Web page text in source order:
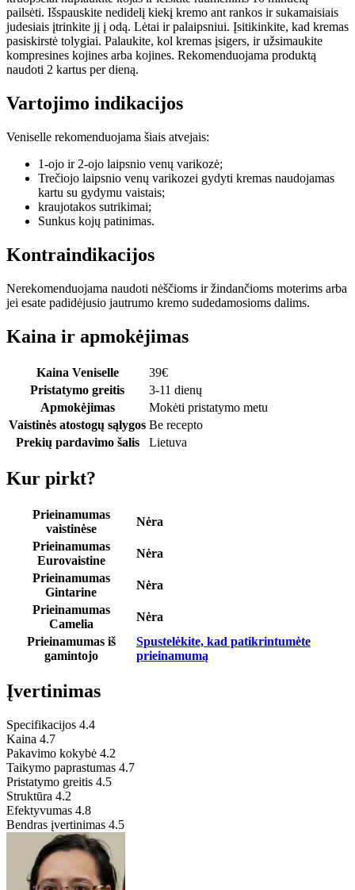
pailsėti. Išspauskite nedidelį kiekį kremo ant rankos ir sukamaisiais
judesiais įtrinkite jį į odą. Lėtai ir palaipsniui. Įsitikinkite, kad kremas
pasiskirstė tolygiai. Palaukite, kol kremas įsigers, ir užsimaukite
kompresines kojines arba kojines. Rekomenduojama produktą
naudoti 2 kartus per dieną.
Vartojimo indikacijos
Veniselle rekomenduojama šiais atvejais:
1-ojo ir 2-ojo laipsnio venų varikozė;
Trečiojo laipsnio venų varikozei gydyti kremas naudojamas
kartu su gydymu vaistais;
kraujotakos sutrikimai;
Sunkus kojų patinimas.
Kontraindikacijos
Nerekomenduojama naudoti nėščioms ir žindančioms moterims arba
jei esate padidėjusio jautrumo kremo sudedamosioms dalims.
Kaina ir apmokėjimas
Kaina Veniselle 39€
Pristatymo greitis
3-11 dienų
Apmokėjimas
Mokėti pristatymo metu
Vaistinės atostogų sąlygos Be recepto
Prekių pardavimo šalis
Lietuva
Kur pirkt?
Prieinamumas
vaistinėse
Nėra
Prieinamumas
Eurovaistine
Nėra
Prieinamumas
Gintarine
Nėra
Prieinamumas
Camelia
Nėra
Prieinamumas iš
gamintojo
Spustelėkite, kad patikrintumėte
prieinamumą
Įvertinimas
Specifikacijos 4.4
Kaina 4.7
Pakavimo kokybė 4.2
Taikymo paprastumas 4.7
Pristatymo greitis 4.5
Struktūra 4.2
Efektyvumas 4.8
Bendras įvertinimas 4.5